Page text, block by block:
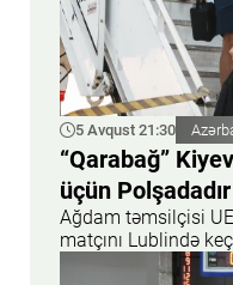
5 Avqust 21:30
“Qarabağ”
üçün
Ağdam təmsilçisi
matçını Lublində